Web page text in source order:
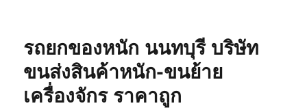
รถยกของหนัก นนทบุรี บริษัท
ขนส่งสินค้าหนัก-ขนย้าย
เครื่องจักร ราคาถูก